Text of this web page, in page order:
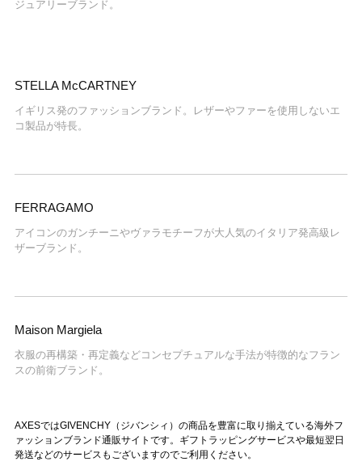
ジュアリーブランド。
STELLA McCARTNEY
イギリス発のファッションブランド。レザーやファーを使用しないエ
コ製品が特長。
FERRAGAMO
アイコンのガンチーニやヴァラモチーフが大人気のイタリア発高級レ
ザーブランド。
Maison Margiela
衣服の再構築・再定義などコンセプチュアルな手法が特徴的なフラン
スの前衛ブランド。
AXESではGIVENCHY（ジバンシィ）の商品を豊富に取り揃えている海外フ
ァッションブランド通販サイトです。ギフトラッピングサービスや最短翌日
発送などのサービスもございますのでご利用ください。